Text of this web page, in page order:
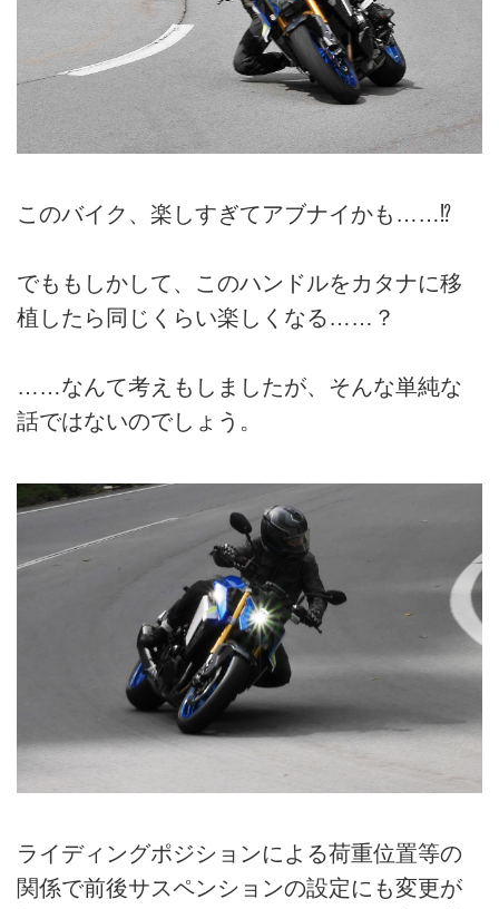
このバイク、楽しすぎてアブナイかも……⁉
でももしかして、このハンドルをカタナに移
植したら同じくらい楽しくなる……？
……なんて考えもしましたが、そんな単純な
話ではないのでしょう。
ライディングポジションによる荷重位置等の
関係で前後サスペンションの設定にも変更が